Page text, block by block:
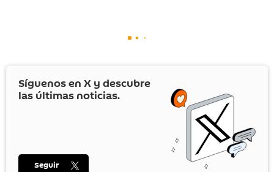
Síguenos en X y descubre
las últimas noticias.
Seguir